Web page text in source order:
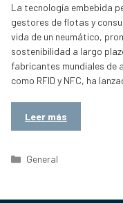
La tecnología embebida
gestores de flotas y
vida de un neumático,
sostenibilidad a largo
fabricantes mundiales de
como RFID y NFC, ha
Leer más
Categorías
General